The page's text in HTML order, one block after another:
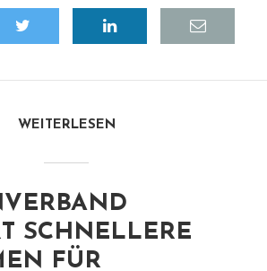
WEITERLESEN
SCHNELLERE
FÜR